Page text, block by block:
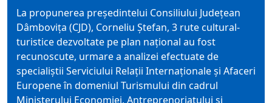
La propunerea președintelui Consiliului Județean
Dâmbovița (CJD), Corneliu Ștefan, 3 rute cultural-
turistice dezvoltate pe plan național au fost
recunoscute, urmare a analizei efectuate de
specialiștii Serviciului Relații Internaționale și Afaceri
Europene în domeniul Turismului din cadrul
Ministerului Economiei, Antreprenoriatului și